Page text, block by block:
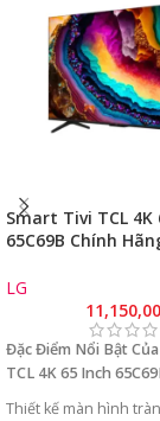
Smart Tivi TCL 4K
65C69B Chính
10+/GoogleTV/
LG
Đặc Điểm Nổi Bật
TCL 4K 65 Inch
Thiết kế màn hình